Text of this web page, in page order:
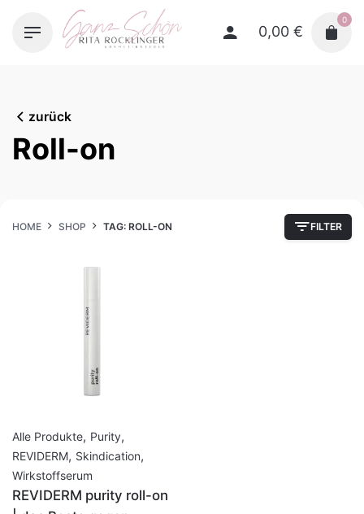
0,00 €
0
zurück
Roll-on
HOME SHOP TAG: ROLL-ON FILTER
Alle Produkte, Purity,
REVIDERM, Skindication,
Wirkstoffserum
REVIDERM purity roll-on